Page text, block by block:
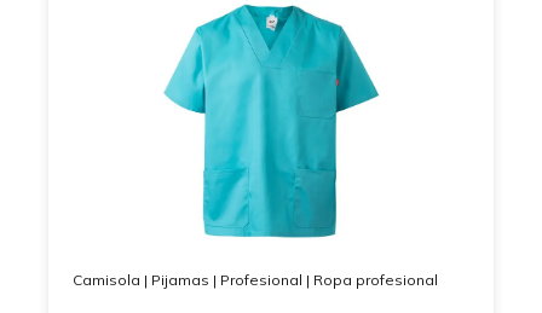
Camisola | Pijamas | Profesional | Ropa profesional